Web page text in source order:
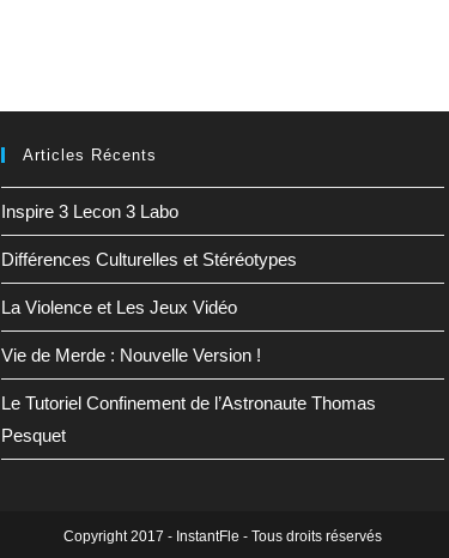
Articles Récents
Inspire 3 Lecon 3 Labo
Différences Culturelles et Stéréotypes
La Violence et Les Jeux Vidéo
Vie de Merde : Nouvelle Version !
Le Tutoriel Confinement de l’Astronaute Thomas
Pesquet
Copyright 2017 - InstantFle - Tous droits réservés